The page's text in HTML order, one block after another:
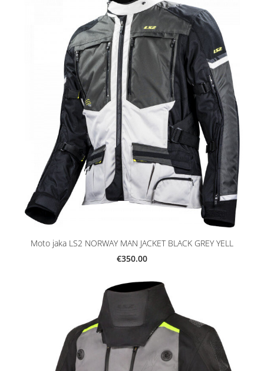
Moto jaka LS2 NORWAY MAN JACKET BLACK GREY YELL
€350.00